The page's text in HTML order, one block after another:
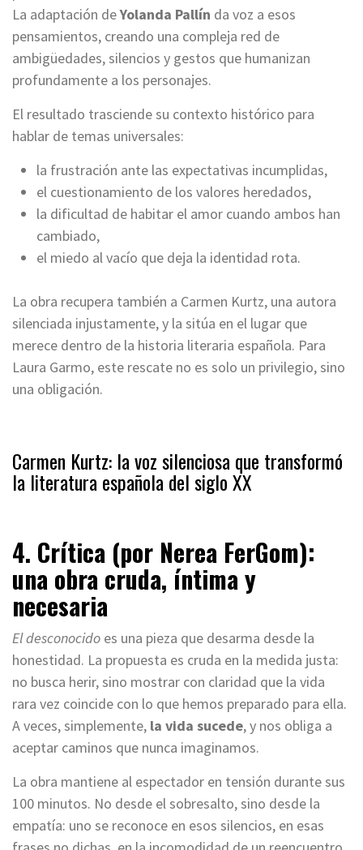
La adaptación deYolanda Pallín da voz a esos
pensamientos, creando una compleja red de
ambigüedades, silencios y gestos que humanizan
profundamente a los personajes.
El resultado trasciende su contexto histórico para
hablar de temas universales:
la frustración ante las expectativas incumplidas,
el cuestionamiento de los valores heredados,
la dificultad de habitar el amor cuando ambos han
cambiado,
el miedo al vacío que deja la identidad rota.
La obra recupera también a Carmen Kurtz, una autora
silenciada injustamente, y la sitúa en el lugar que
merece dentro de la historia literaria española. Para
Laura Garmo, este rescate no es solo un privilegio, sino
una obligación.
Carmen Kurtz: la voz silenciosa que transformó
la literatura española del siglo XX
4. Crítica (por Nerea FerGom):
una obra cruda, íntima y
necesaria
El desconocido es una pieza que desarma desde la
honestidad. La propuesta es cruda en la medida justa:
no busca herir, sino mostrar con claridad que la vida
rara vez coincide con lo que hemos preparado para ella.
A veces, simplemente, la vida sucede, y nos obliga a
aceptar caminos que nunca imaginamos.
La obra mantiene al espectador en tensión durante sus
100 minutos. No desde el sobresalto, sino desde la
empatía: uno se reconoce en esos silencios, en esas